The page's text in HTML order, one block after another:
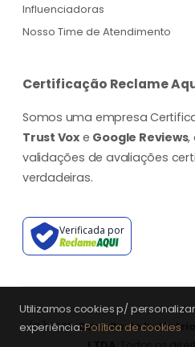
Utilizamos cookies p/
experiência:Política de cookies
Influenciadoras
Nosso Time de Atendimento
Certificação Reclame
Somos uma empresa
Trust Vox e Google Reviews,
validações de avaliações
verdadeiras.
Verificada por
(©) 2025.Casa Porto Indústria